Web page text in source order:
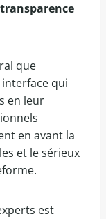
transparence
que
qui
en leur
en avant la
et le sérieux
est